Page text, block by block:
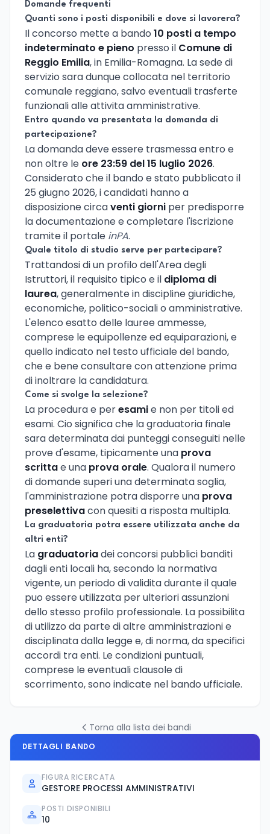
Domande frequenti
Quanti sono i posti disponibili e dove si lavorera?
Il concorso mette a bando 10 posti a tempo
indeterminato e pieno presso il Comune di
Reggio Emilia, in Emilia-Romagna. La sede di
servizio sara dunque collocata nel territorio
comunale reggiano, salvo eventuali trasferte
funzionali alle attivita amministrative.
Entro quando va presentata la domanda di
partecipazione?
La domanda deve essere trasmessa entro e
non oltre le ore 23:59 del 15 luglio 2026.
Considerato che il bando e stato pubblicato il
25 giugno 2026, i candidati hanno a
disposizione circaventi giorni per predisporre
la documentazione e completare l'iscrizione
tramite il portale inPA.
Quale titolo di studio serve per partecipare?
Trattandosi di un profilo dell'Area degli
Istruttori, il requisito tipico e il diploma di
laurea, generalmente in discipline giuridiche,
economiche, politico-sociali o amministrative.
L'elenco esatto delle lauree ammesse,
comprese le equipollenze ed equiparazioni, e
quello indicato nel testo ufficiale del bando,
che e bene consultare con attenzione prima
di inoltrare la candidatura.
Come si svolge la selezione?
La procedura e peresamie non per titoli ed
esami. Cio significa che la graduatoria finale
sara determinata dai punteggi conseguiti nelle
prove d'esame, tipicamente una prova
scrittae una prova orale. Qualora il numero
di domande superi una determinata soglia,
l'amministrazione potra disporre una prova
preselettivacon quesiti a risposta multipla.
La graduatoria potra essere utilizzata anche da
altri enti?
La graduatoriadei concorsi pubblici banditi
dagli enti locali ha, secondo la normativa
vigente, un periodo di validita durante il quale
puo essere utilizzata per ulteriori assunzioni
dello stesso profilo professionale. La possibilita
di utilizzo da parte di altre amministrazioni e
disciplinata dalla legge e, di norma, da specifici
accordi tra enti. Le condizioni puntuali,
comprese le eventuali clausole di
scorrimento, sono indicate nel bando ufficiale.
Torna alla lista dei bandi
DETTAGLI BANDO
FIGURA RICERCATA
GESTORE PROCESSI AMMINISTRATIVI
POSTI DISPONIBILI
10